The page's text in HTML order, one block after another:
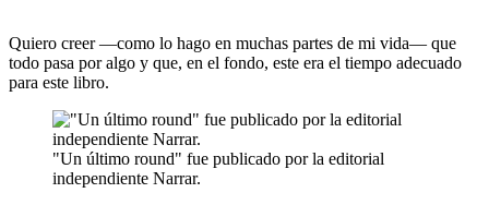
Quiero creer —como lo hago en muchas partes de mi vida— que
todo pasa por algo y que, en el fondo, este era el tiempo adecuado
para este libro.
"Un último round" fue publicado por la editorial
independiente Narrar.